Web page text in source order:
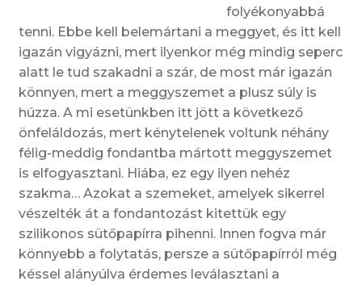
folyékonyabbá
tenni. Ebbe kell belemártani a meggyet, és itt kell
igazán vigyázni, mert ilyenkor még mindig seperc
alatt le tud szakadni a szár, de most már igazán
könnyen, mert a meggyszemet a plusz súly is
húzza. A mi esetünkben itt jött a következő
önfeláldozás, mert kénytelenek voltunk néhány
félig-meddig fondantba mártott meggyszemet
is elfogyasztani. Hiába, ez egy ilyen nehéz
szakma… Azokat a szemeket, amelyek sikerrel
vészelték át a fondantozást kitettük egy
szilikonos sütőpapírra pihenni. Innen fogva már
könnyebb a folytatás, persze a sütőpapírról még
késsel alányúlva érdemes leválasztani a